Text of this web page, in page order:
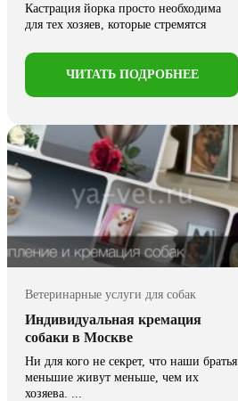
Кастрация йорка просто необходима
для тех хозяев, которые стремятся
психическое, ...
ЧИТАТЬ ПОДРОБНЕЕ
Ветеринарные услуги для собак
Индивидуальная кремация
собаки в Москве
Ни для кого не секрет, что наши братья
меньшие живут меньше, чем их
хозяева. ...